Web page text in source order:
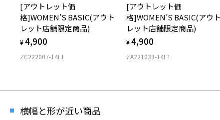
[アウトレット価
格]WOMEN’S BASIC(アウト
レット店舗限定商品)
¥4,900
ZC222007-14F1
[アウトレット価
格]WOMEN’S BASIC(アウト
レット店舗限定商品)
¥4,900
ZA221033-14E1
横幅と形が近い商品